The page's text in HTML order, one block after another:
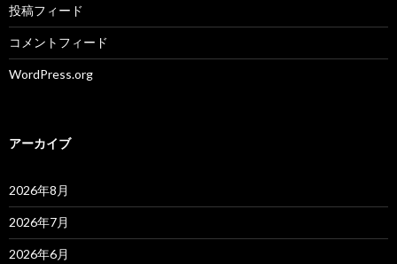
投稿フィード
コメントフィード
WordPress.org
アーカイブ
2026年8月
2026年7月
2026年6月